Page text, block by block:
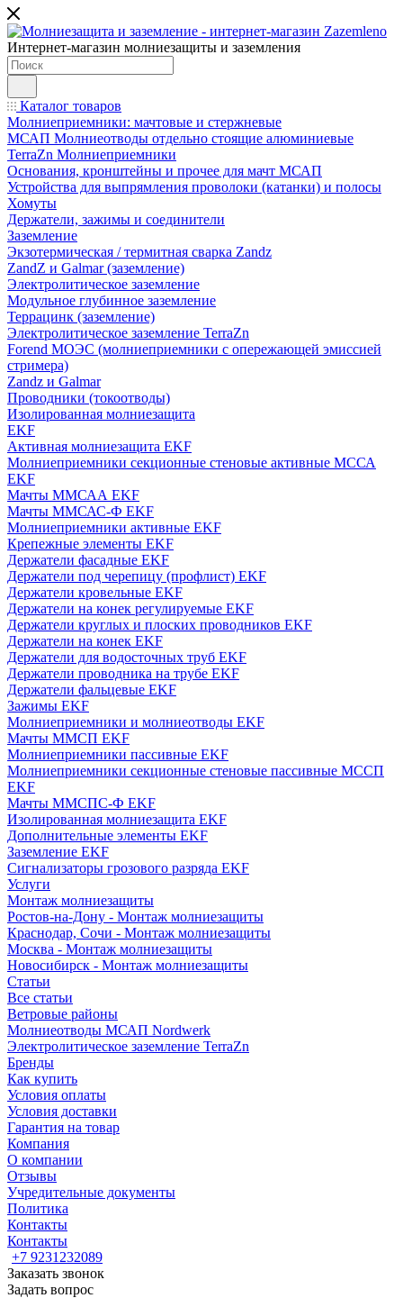
Интернет-магазин молниезащиты и заземления
Каталог товаров
Молниеприемники: мачтовые и стержневые
МСАП Молниеотводы отдельно стоящие алюминиевые
TerraZn Молниеприемники
Основания, кронштейны и прочее для мачт МСАП
Устройства для выпрямления проволоки (катанки) и полосы
Хомуты
Держатели, зажимы и соединители
Заземление
Экзотермическая / термитная сварка Zandz
ZandZ и Galmar (заземление)
Электролитическое заземление
Модульное глубинное заземление
Террацинк (заземление)
Электролитическое заземление TerraZn
Forend МОЭС (молниеприемники с опережающей эмиссией
стримера)
Zandz и Galmar
Проводники (токоотводы)
Изолированная молниезащита
EKF
Активная молниезащита EKF
Молниеприемники секционные стеновые активные МССА
EKF
Мачты ММСАА EKF
Мачты ММСАС-Ф EKF
Молниеприемники активные EKF
Крепежные элементы EKF
Держатели фасадные EKF
Держатели под черепицу (профлист) EKF
Держатели кровельные EKF
Держатели на конек регулируемые EKF
Держатели круглых и плоских проводников EKF
Держатели на конек EKF
Держатели для водосточных труб EKF
Держатели проводника на трубе EKF
Держатели фальцевые EKF
Зажимы EKF
Молниеприемники и молниеотводы EKF
Мачты ММСП EKF
Молниеприемники пассивные EKF
Молниеприемники секционные стеновые пассивные МССП
EKF
Мачты ММСПС-Ф EKF
Изолированная молниезащита EKF
Дополнительные элементы EKF
Заземление EKF
Сигнализаторы грозового разряда EKF
Услуги
Монтаж молниезащиты
Ростов-на-Дону - Монтаж молниезащиты
Краснодар, Сочи - Монтаж молниезащиты
Москва - Монтаж молниезащиты
Новосибирск - Монтаж молниезащиты
Статьи
Все статьи
Ветровые районы
Молниеотводы МСАП Nordwerk
Электролитическое заземление TerraZn
Бренды
Как купить
Условия оплаты
Условия доставки
Гарантия на товар
Компания
О компании
Отзывы
Учредительные документы
Политика
Контакты
Контакты
+7 9231232089
Заказать звонок
Задать вопрос